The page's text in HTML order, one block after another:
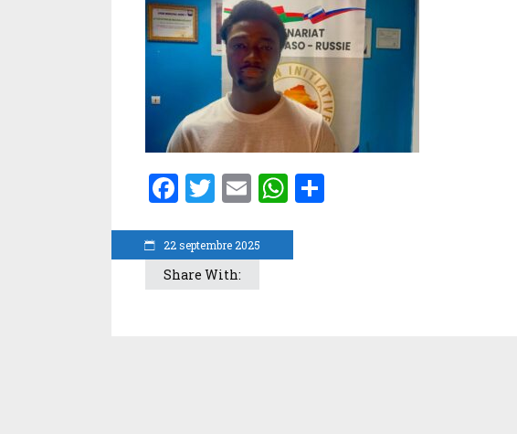
22 septembre 2025
Facebook
Twitter
EmailWhatsApp
Share With: